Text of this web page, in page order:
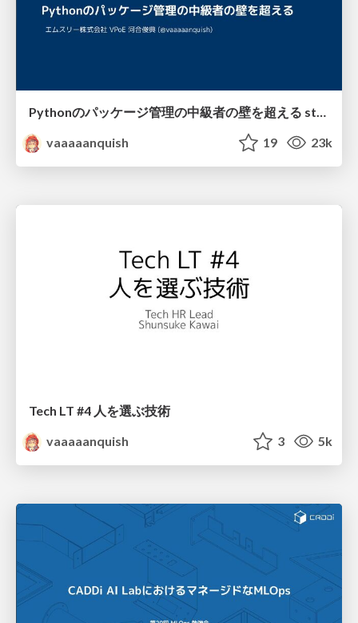
Pythonのパッケージ管理の中級者の壁を超える stapy#98
vaaaaanquish
19 23k
Tech LT #4 人を選ぶ技術
vaaaaanquish
3 5k